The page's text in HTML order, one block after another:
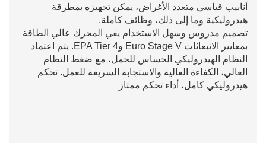
أنابيب قياسي متعدد الأغراض، يمكن تجهيزه بمطرقة
هيدروليكية وما إلى ذلك، وظائف كاملة.
تصميم مدروس وسهل الاستخدام يفي المحرك عالي الطاقة
بمعايير الانبعاثات Euro Stage V وEPA Tier 4. يتم اعتماد
النظام الهيدروليكي الحساس للحمل، مع ضغط النظام
العالي، الكفاءة العالية والاستجابة السريعة للعمل. تحكم
هيدروليكي كامل، أداء تحكم ممتاز